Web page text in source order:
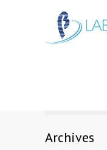
Archives